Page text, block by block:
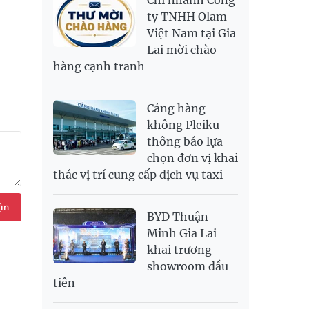
RUB
304.3
336.84
SAR
6,945.42
7,244.36
2,702.79
2,817.41
SGD
USD
26,000 26,030 26,410
ty TNHH Olam
Việt Nam tại Gia
Lai mời chào
hàng cạnh tranh
Cảng hàng
không Pleiku
thông báo lựa
chọn đơn vị khai
thác vị trí cung cấp dịch vụ taxi
BYD Thuận
Minh Gia Lai
khai trương
showroom đầu
tiên